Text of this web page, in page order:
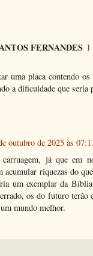
FERNANDES
uma placa contendo
a dificuldade que seria
outubro de 2025 às
já que em
acumular riquezas do
um exemplar da
os do futuro terão
mundo melhor.